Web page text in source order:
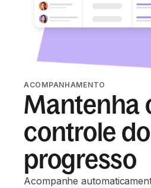
ACOMPANHAMENTO
Mantenha
controle do
progresso
Acompanhe